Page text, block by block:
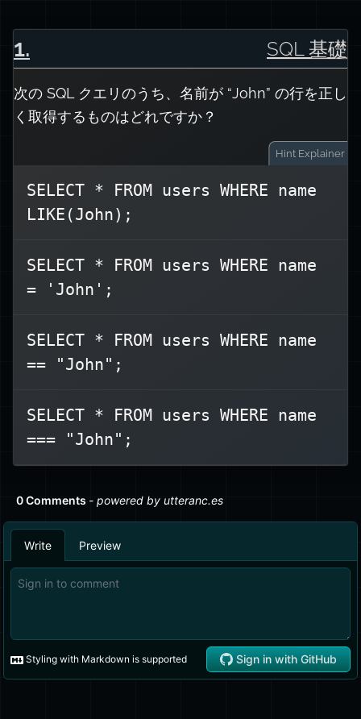
1. SQL 基礎
次の SQL クエリのうち、名前が “John” の行を正し
く取得するものはどれですか？
Hint Explainer
SELECT * FROM users WHERE name
LIKE(John);
SELECT * FROM users WHERE name
= 'John';
SELECT * FROM users WHERE name
== "John";
SELECT * FROM users WHERE name
=== "John";
SQL では、等価比較にはシングルイコ
や
===
は JavaScript の演算子であり
WHERE name = 'John';
です。